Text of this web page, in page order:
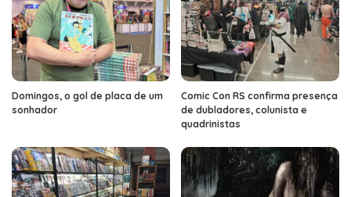
Domingos, o gol de placa de um
sonhador
Comic Con RS confirma presença
de dubladores, colunista e
quadrinistas